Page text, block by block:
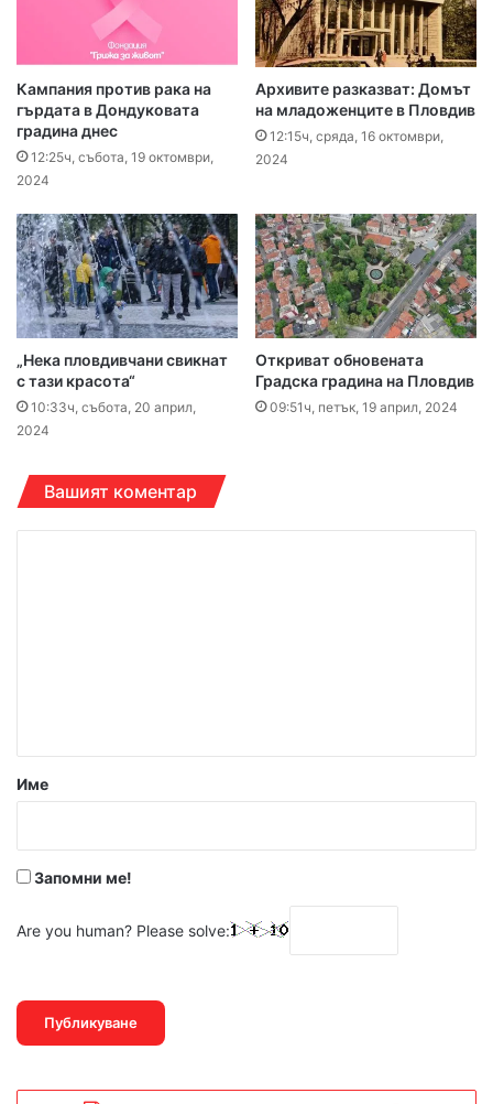
Кампания против рака на
гърдата в Дондуковата
градина днес
12:25ч, събота, 19 октомври,
2024
Архивите разказват: Домът
на младоженците в Пловдив
12:15ч, сряда, 16 октомври,
2024
„Нека пловдивчани свикнат
с тази красота“
10:33ч, събота, 20 април,
2024
Откриват обновената
Градска градина на Пловдив
09:51ч, петък, 19 април, 2024
Вашият коментар
р
Име
Запомни ме!
Are you human? Please solve: